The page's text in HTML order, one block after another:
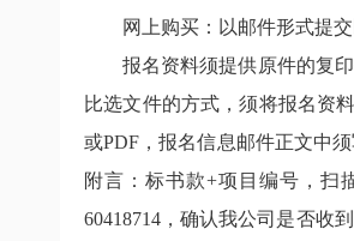
网上购买：以邮件形式提交
报名资料须提供原件的复印
比选文件的方式，须将报名资
或PDF，报名信息邮件正文中
附言：标书款+项目编号，扫
60418714，确认我公司是否收